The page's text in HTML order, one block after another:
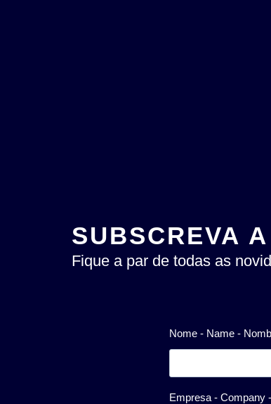
SUBSCREVA
Fique a par de todas as